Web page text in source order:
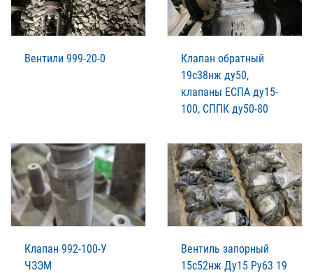
Вентили 999-20-0
Клапан обратный
19с38нж ду50,
клапаны ЕСПА ду15-
100, СППК ду50-80
Клапан 992-100-У
ЧЗЭМ
Вентиль запорный
15с52нж Ду15 Ру63 19